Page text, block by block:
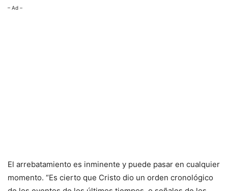
– Ad –
El arrebatamiento es inminente y puede pasar en cualquier
momento. “Es cierto que Cristo dio un orden cronológico